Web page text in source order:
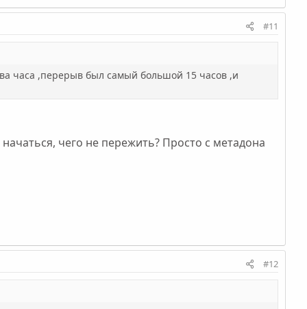
#11
часа ,перерыв был самый большой 15 часов ,и
чего не пережить? Просто с метадона
#12